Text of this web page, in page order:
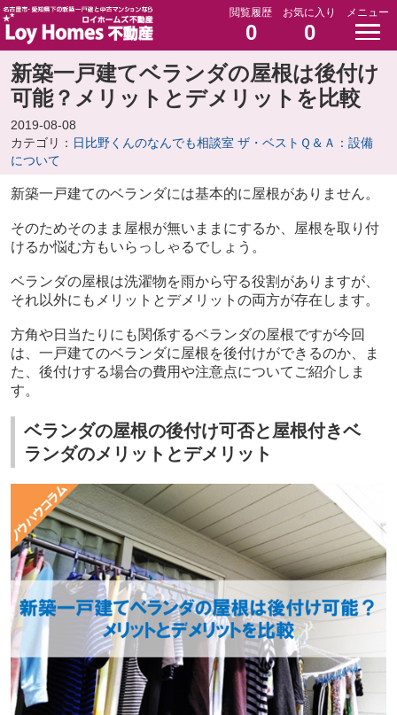
閲覧履歴
0
お気に入り
0
メニュー
新築一戸建てベランダの屋根は後付け
可能？メリットとデメリットを比較
2019-08-08
カテゴリ： 日比野くんのなんでも相談室 ザ・ベストＱ＆Ａ：設備
について
新築一戸建てのベランダには基本的に屋根がありません。
そのためそのまま屋根が無いままにするか、屋根を取り付
けるか悩む方もいらっしゃるでしょう。
ベランダの屋根は洗濯物を雨から守る役割がありますが、
それ以外にもメリットとデメリットの両方が存在します。
方角や日当たりにも関係するベランダの屋根ですが今回
は、一戸建てのベランダに屋根を後付けができるのか、ま
た、後付けする場合の費用や注意点についてご紹介しま
す。
ベランダの屋根の後付け可否と屋根付きベ
ランダのメリットとデメリット